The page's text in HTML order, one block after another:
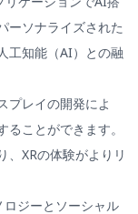
ーソナライズされた
工知能（AI）との融
プレイの開発によ
ことができます。
、XRの体験がよりリ
ロジーとソーシャル